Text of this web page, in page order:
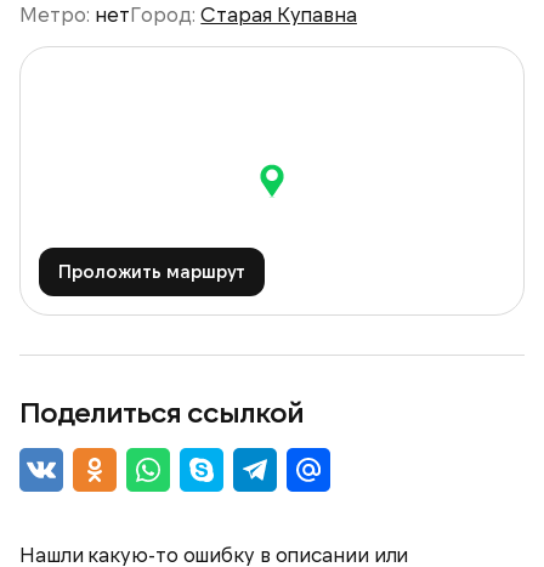
Метро: нетГород: Старая Купавна
Проложить маршрут
Поделиться ссылкой
Нашли какую-то ошибку в описании или